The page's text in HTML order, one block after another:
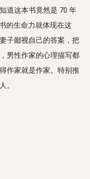
道这本书竟然是 70 年
的生命力就体现在这
子鄙视自己的答案，把
男性作家的心理描写都
作家就是作家。特别推
。